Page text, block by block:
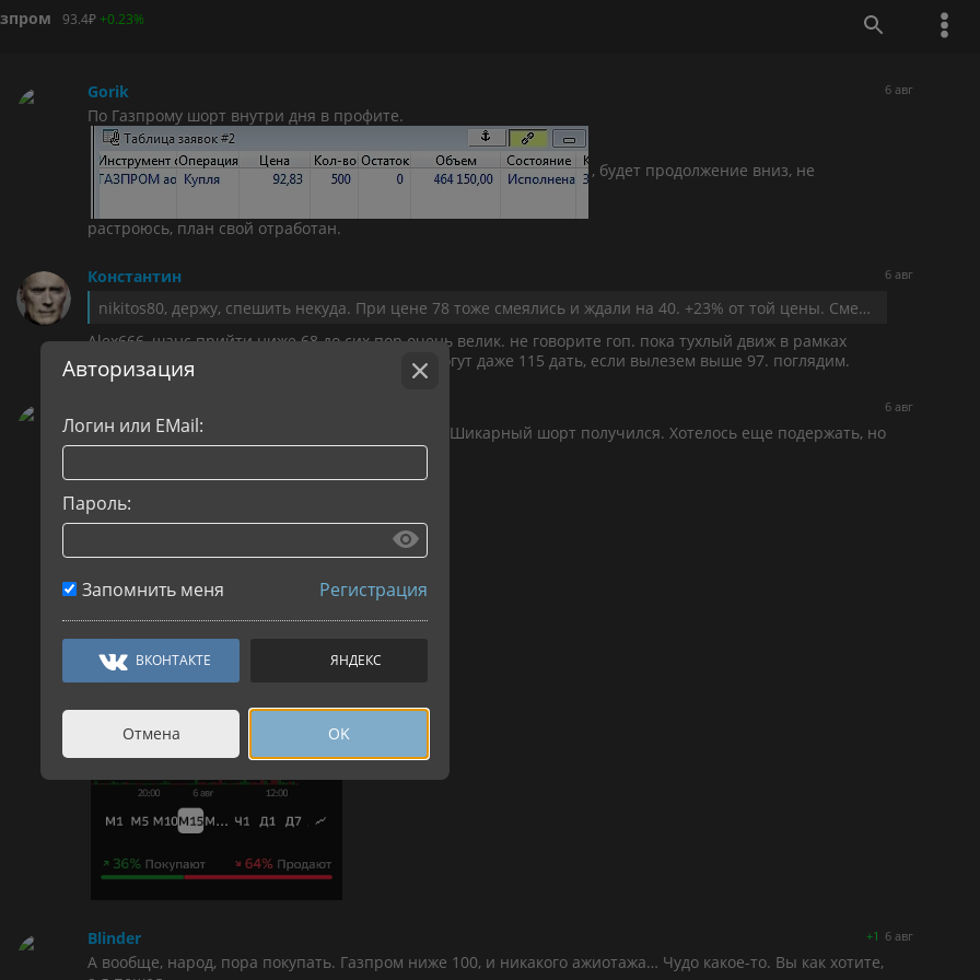
93.4₽+0.23%
Gorik
По Газпрому шорт внутри дня в профите.
, будет продолжение вниз, не
растроюсь, план свой отработан.
6 авг
Константин
nikitos80, держу, спешить некуда. При цене 78 тоже смеялись и ждали на 40. +23% от той цены. Смеётся тот, кто смеётся последним.
Alex666, шанс прийти ниже 68 до сих пор очень велик. не говорите гоп. пока тухлый движ в рамках
отскока по этом бумаге. причем хуже рынка. могут даже 115 дать, если вылезем выше 97. поглядим.
6 авг
Да должны были упасть. Потому что должны :-) Шикарный шорт получился. Хотелось еще подержать, но
страшно :-)
6 авг
Blinder
А вообще, народ, пора покупать. Газпром ниже 100, и никакого ажиотажа… Чудо какое-то. Вы как хотите,
6 авг
+1
Авторизация
Логин или EMail:
Пароль:
Регистрация
Запомнить меня
ВКОНТАКТЕ ЯНДЕКС
Отмена OK